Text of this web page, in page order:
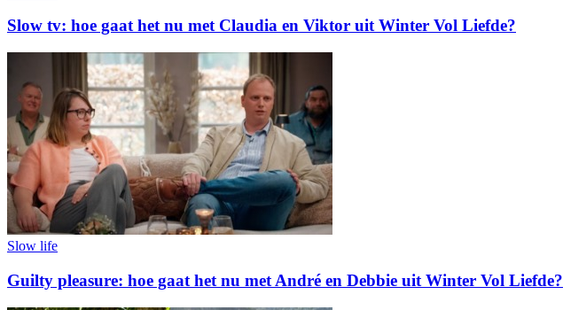
Slow tv: hoe gaat het nu met Claudia en Viktor uit Winter Vol Liefde?
Slow life
Guilty pleasure: hoe gaat het nu met André en Debbie uit Winter Vol Liefde?